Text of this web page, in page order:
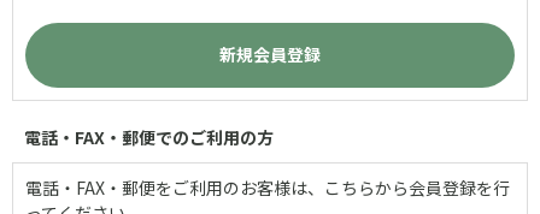
電話・FAX・郵便でのご利用の方
電話・FAX・郵便をご利用のお客様は、こちらから会員登録を行